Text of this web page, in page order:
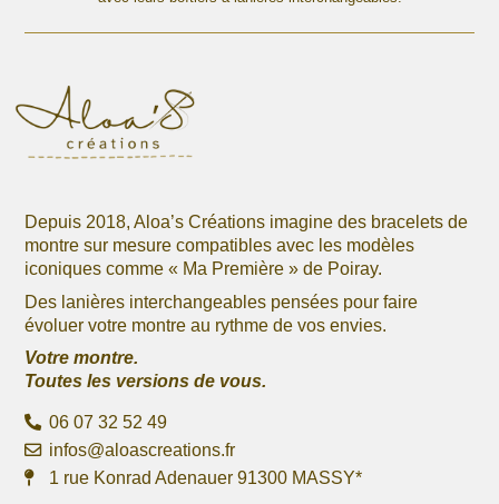
page
Depuis 2018, Aloa’s Créations imagine des bracelets de
montre sur mesure compatibles avec les modèles
iconiques comme « Ma Première » de Poiray.
Des lanières interchangeables pensées pour faire
évoluer votre montre au rythme de vos envies.
Votre montre.
Toutes les versions de vous.
06 07 32 52 49
infos@aloascreations.fr
1 rue Konrad Adenauer 91300 MASSY*